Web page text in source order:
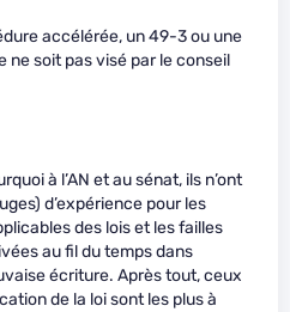
accélérée, un 49-3 ou une
ne soit pas visé par le conseil
à l’AN et au sénat, ils n’ont
d’expérience pour les
des lois et les failles
au fil du temps dans
écriture. Après tout, ceux
de la loi sont les plus à